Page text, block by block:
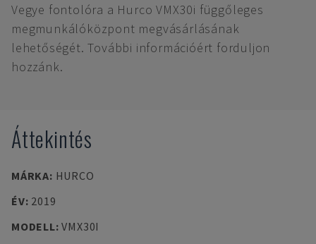
Vegye fontolóra a Hurco VMX30i függőleges
megmunkálóközpont megvásárlásának
lehetőségét. További információért forduljon
hozzánk.
Áttekintés
MÁRKA: HURCO
ÉV: 2019
MODELL:VMX30I